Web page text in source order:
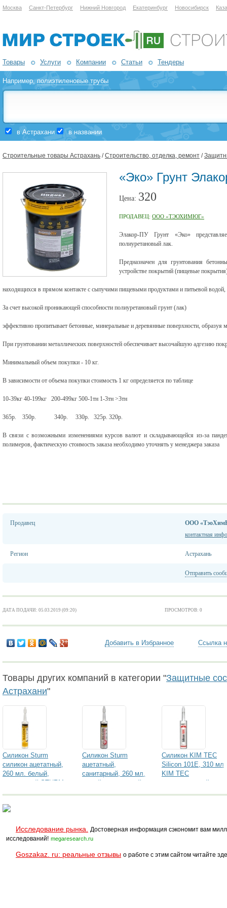
Москва Санкт-Петербург Нижний Новгород Екатеринбург Новосибирск
Товары Услуги Компании Статьи Тендеры
Например,полиэтиленовые трубы
в Астрахани в названии
Строительные товары Астрахань /Строительство, отделка, ремонт /
«Эко» Грунт
Цена: 320
ПРОДАВЕЦ: ООО «ТЭОХИМЮГ»
Элакор-ПУ Грунт «Эко»
полиуретановый лак.
Предназначен для грунтования
устройстве покрытий (пищевые
находящихся в прямом контакте с сыпучими пищевыми продуктами и питьевой водой,
За счет высокой проникающей способности полиуретановый грунт (лак)
эффективно пропитывает бетонные, минеральные и деревянные поверхности,
При грунтовании металлических поверхностей обеспечивает высочайшую адгезию
Минимальный объем покупки - 10 кг.
В зависимости от объема покупки стоимость 1 кг определяется по таблице
10-39кг 40-199кг 200-499кг 500-1тн 1-3тн >3тн
365р. 350р. 340р. 330р. 325р. 320р.
В связи с возможными изменениями курсов валют и складывающейся из-за
полимеров, фактическую стоимость заказа необходимо уточнять у менеджера заказа
Продавец
ООО
контактная
Регион Астрахань
Отправить
ДАТА ПОДАЧИ: 05.03.2019 (09:20) ПРОСМОТРОВ: 0
Добавить в Избранное Ссылка
Товары других компаний в категории "Защитные
Астрахани"
Силикон Sturm
силикон ацетатный,
260 мл. белый,
прозрачный STURM
Силикон Sturm
ацетатный,
санитарный, 260 мл.
белый, прозрачный
Силикон KIM TEC
Silicon 101E, 310 мл
KIM TEC
универсальный
Исследование рынка.
Достоверная информация сэкономит вам
исследований! megaresearch.ru
Goszakaz. ru: реальные отзывы о работе с этим сайтом читайте